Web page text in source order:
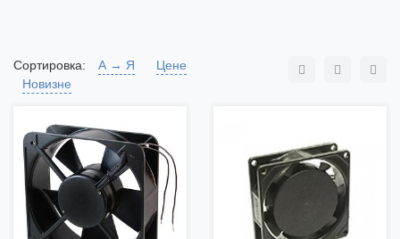
Сортировка: А → Я
Цене
Новизне